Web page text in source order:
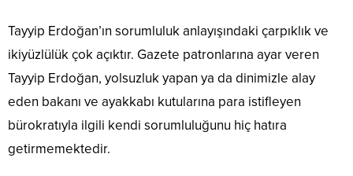
Tayyip Erdoğan’ın sorumluluk anlayışındaki çarpıklık ve
ikiyüzlülük çok açıktır. Gazete patronlarına ayar veren
Tayyip Erdoğan, yolsuzluk yapan ya da dinimizle alay
eden bakanı ve ayakkabı kutularına para istifleyen
bürokratıyla ilgili kendi sorumluluğunu hiç hatıra
getirmemektedir.